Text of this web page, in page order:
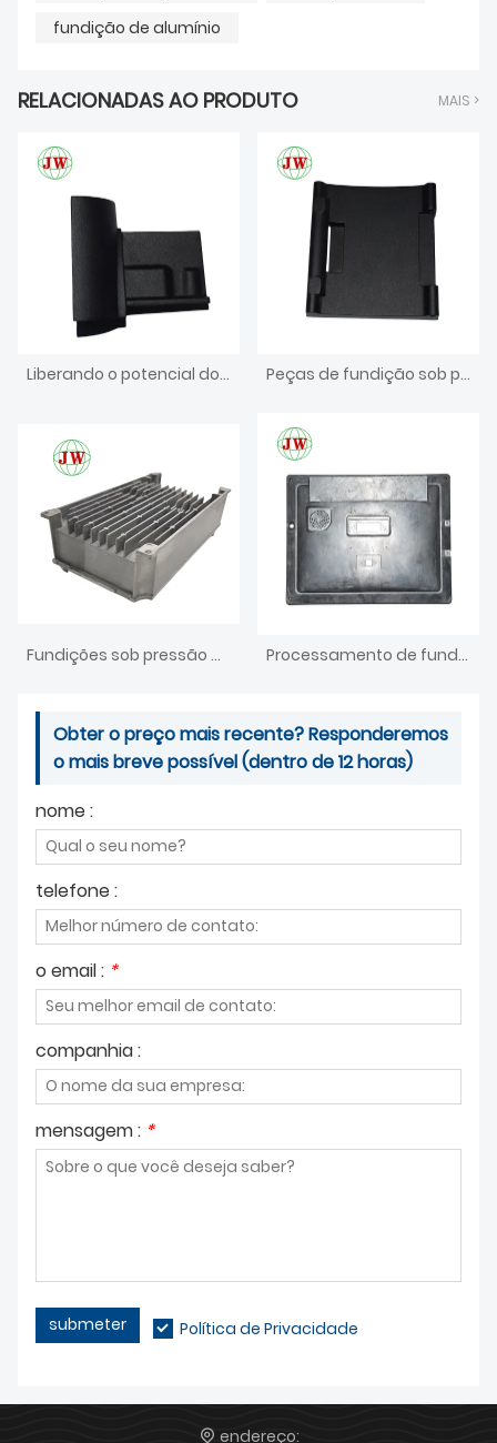
fundição de alumínio
RELACIONADAS AO PRODUTO MAIS >
Liberando o potencial dos conectores de móveis fundidos: revolucionando a maneira como construímos e projetamos Peças de fundição sob pressão do alojamento da fechadura em liga de alumínio
Fundições sob pressão de zinco que poderíamos fazer como seu desenho 3D Processamento de fundição de alumínio com desenhos e amostras
Obter o preço mais recente? Responderemos
o mais breve possível (dentro de 12 horas)
nome :
telefone :
o email : *
companhia :
mensagem : *
submeter Política de Privacidade
endereço: